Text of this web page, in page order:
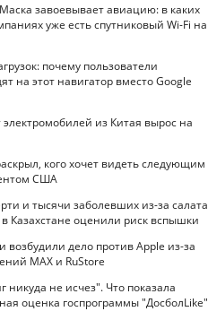
завоевывает авиацию: в каких
уже есть спутниковый Wi-Fi на
почему пользователи
на этот навигатор вместо Google
электромобилей из Китая вырос на
кого хочет видеть следующим
США
и тысячи заболевших из-за салата
Казахстане оценили риск вспышки
возбудили дело против Apple из-за
MAX и RuStore
никуда не исчез". Что показала
оценка госпрограммы "ДосболLike"